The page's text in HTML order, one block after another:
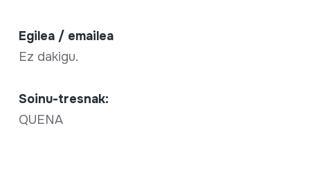
Egilea / emailea
Ez dakigu.
Soinu-tresnak:
QUENA